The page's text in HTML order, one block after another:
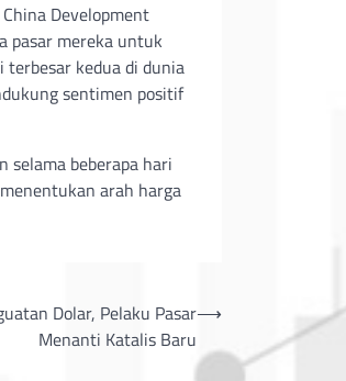
Development
pasar mereka untuk
terbesar kedua di dunia
sentimen positif
selama beberapa hari
arah harga
Dolar, Pelaku Pasar
Menanti Katalis Baru
⟶